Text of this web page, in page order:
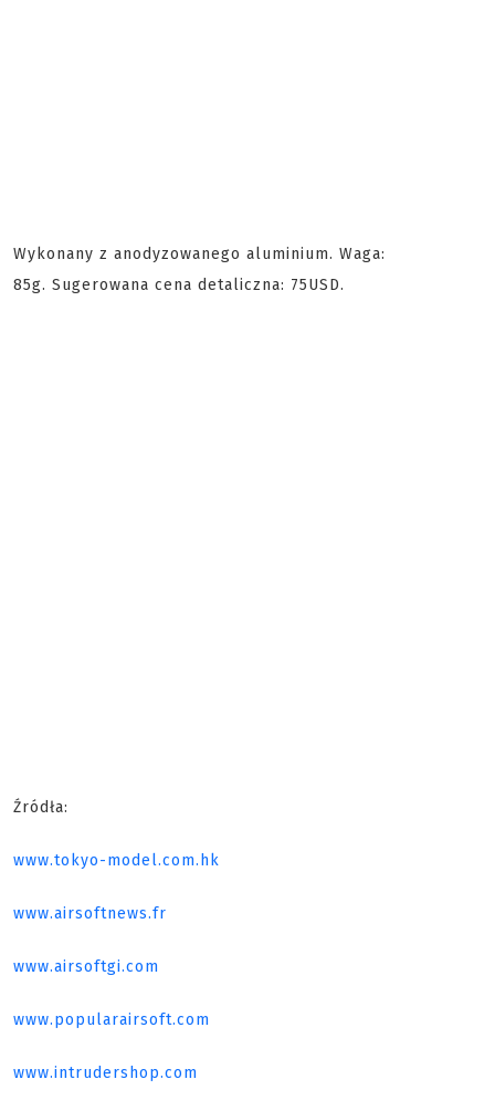
Wykonany z anodyzowanego aluminium. Waga:
85g. Sugerowana cena detaliczna: 75USD.
Źródła:
www.tokyo-model.com.hk
www.airsoftnews.fr
www.airsoftgi.com
www.popularairsoft.com
www.intrudershop.com